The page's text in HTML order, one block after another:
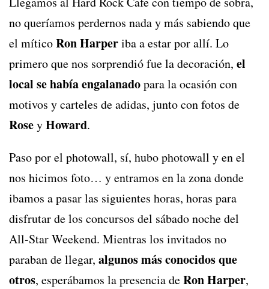
no queríamos perdernos nada y más sabiendo que
el míticoRon Harperiba a estar por allí. Lo
primero que nos sorprendió fue la decoración, el
local se había engalanadopara la ocasión con
motivos y carteles de adidas, junto con fotos de
RoseyHoward.
Paso por el photowall, sí, hubo photowall y en el
nos hicimos foto… y entramos en la zona donde
ibamos a pasar las siguientes horas, horas para
disfrutar de los concursos del sábado noche del
All-Star Weekend. Mientras los invitados no
paraban de llegar, algunos más conocidos que
otros, esperábamos la presencia deRon Harper,